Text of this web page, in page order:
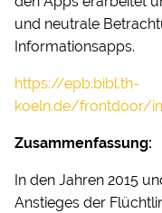
und neutrale
Informationsapps.
https://epb.bibl.th-
koeln.de/frontdoor/
Zusammenfassung:
In den Jahren 2015
Anstieges der